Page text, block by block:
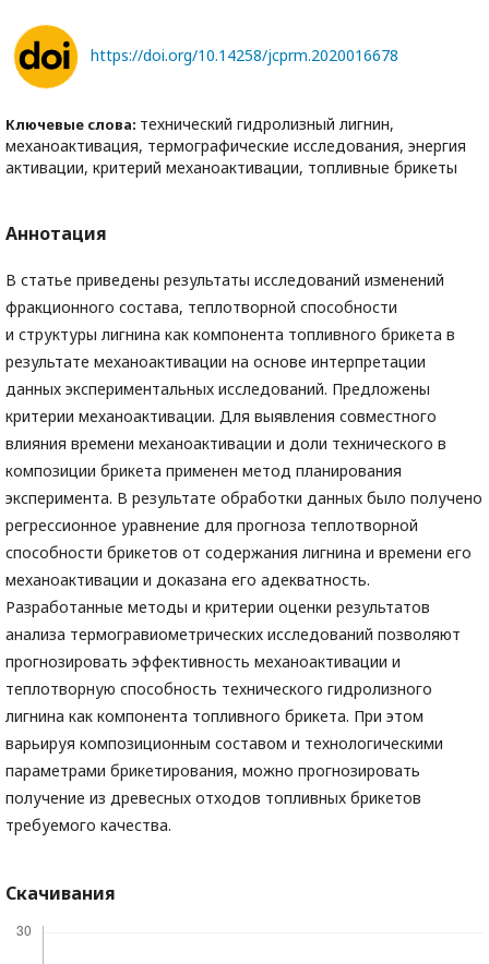
https://doi.org/10.14258/jcprm.2020016678
Ключевые слова: технический гидролизный лигнин,
механоактивация, термографические исследования, энергия
активации, критерий механоактивации, топливные брикеты
Аннотация
В статье приведены результаты исследований изменений
фракционного состава, теплотворной способности
и структуры лигнина как компонента топливного брикета в
результате механоактивации на основе интерпретации
данных экспериментальных исследований. Предложены
критерии механоактивации. Для выявления совместного
влияния времени механоактивации и доли технического в
композиции брикета применен метод планирования
эксперимента. В результате обработки данных было получено
регрессионное уравнение для прогноза теплотворной
способности брикетов от содержания лигнина и времени его
механоактивации и доказана его адекватность.
Разработанные методы и критерии оценки результатов
анализа термогравиометрических исследований позволяют
прогнозировать эффективность механоактивации и
теплотворную способность технического гидролизного
лигнина как компонента топливного брикета. При этом
варьируя композиционным составом и технологическими
параметрами брикетирования, можно прогнозировать
получение из древесных отходов топливных брикетов
требуемого качества.
Скачивания